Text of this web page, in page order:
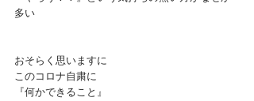
多い
おそらく思いますに
このコロナ自粛に
『何かできること』